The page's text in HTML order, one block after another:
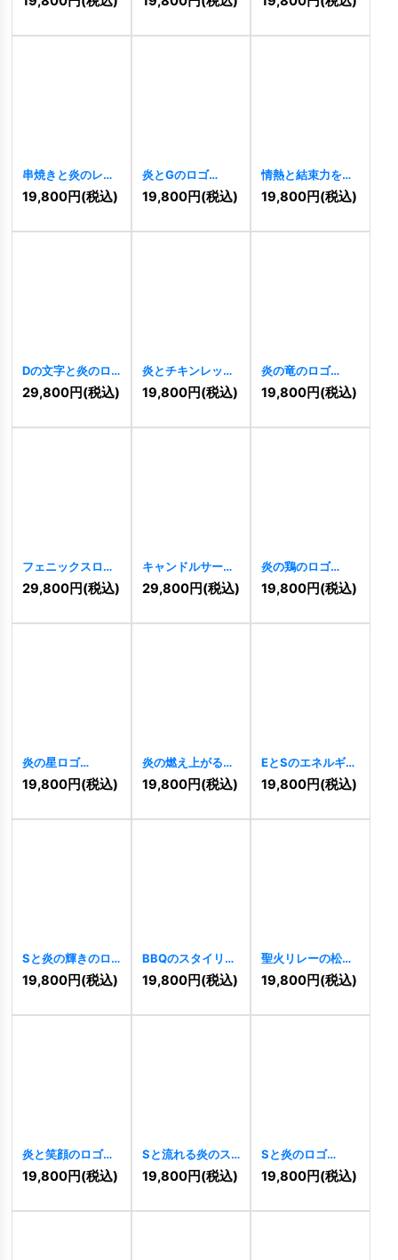
9815
串焼きと炎のレス
トランロゴ
9440 ]
19,800円(税込)
炎とGのロゴ
[8909]
19,800円(税込)
情熱と結束力を象
徴する、キャンプ
ファイヤーのロゴ
19,800円(税込)
Dの文字と炎のロ
ゴ[ 7485]
29,800円(税込)
炎とチキンレッグ
のおいしいロゴ
7408
19,800円(税込)
炎の竜のロゴ
[7258]
19,800円(税込)
フェニックスロゴ
[6448]
29,800円(税込)
キャンドルサーク
ルロゴ[6265]
29,800円(税込)
炎の鶏のロゴ
[5141]
19,800円(税込)
炎の星ロゴ
[4783]
19,800円(税込)
炎の燃え上がるス
タイリッシュなロ
ゴ [ 3905
19,800円(税込)
EとSのエネルギッ
シュなロゴ
3689 ]
19,800円(税込)
Sと炎の輝きのロ
ゴ 3341]
19,800円(税込)
BBQのスタイリッ
シュなロゴ
2878
19,800円(税込)
聖火リレーの松明
のようなロゴ
2680 ]
19,800円(税込)
炎と笑顔のロゴ
[2285]
19,800円(税込)
Sと流れる炎のス
タイリッシュなロ
ゴ [ 2267]
19,800円(税込)
Sと炎のロゴ
[2213]
19,800円(税込)